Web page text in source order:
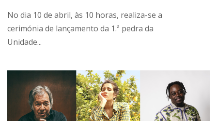
No dia 10 de abril, às 10 horas, realiza-se a
cerimónia de lançamento da 1.ª pedra da
Unidade...